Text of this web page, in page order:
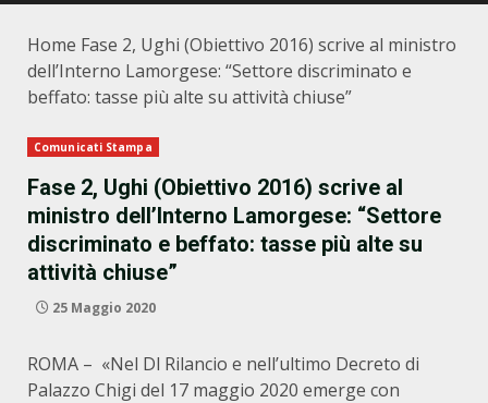
Home Fase 2, Ughi (Obiettivo 2016) scrive al ministro
dell’Interno Lamorgese: “Settore discriminato e
beffato: tasse più alte su attività chiuse”
Comunicati Stampa
Fase 2, Ughi (Obiettivo 2016) scrive al
ministro dell’Interno Lamorgese: “Settore
discriminato e beffato: tasse più alte su
attività chiuse”
25 Maggio 2020
ROMA – «Nel Dl Rilancio e nell’ultimo Decreto di
Palazzo Chigi del 17 maggio 2020 emerge con